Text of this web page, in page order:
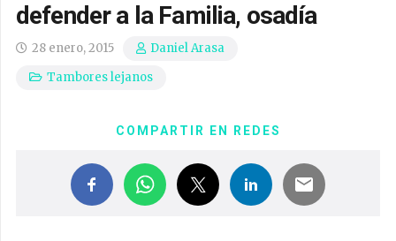
defender a la Familia, osadía
28 enero, 2015
Daniel Arasa
Tambores lejanos
COMPARTIR EN REDES